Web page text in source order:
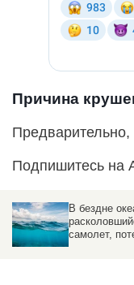
Причина
Предварительно,
Подпишитесь на
В бездне
самолет,